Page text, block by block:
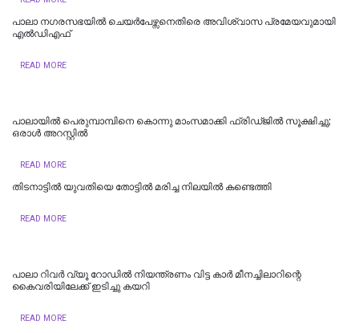
പാലാ നഗരസഭയിൽ ചെയർപേഴ്സനെതിരെ അവിശ്വാസ പ്രമേയവുമായി
എൽഡിഎഫ്
READ MORE
പാലായിൽ പെരുമ്പാമ്പിനെ കൊന്നു മാംസമാക്കി ഫ്രിഡ്ജിൽ സൂക്ഷിച്ചു;
ഒരാൾ അറസ്റ്റിൽ
READ MORE
തിടനാട്ടിൽ യുവതിയെ തോട്ടിൽ മരിച്ച നിലയിൽ കണ്ടെത്തി
READ MORE
പാലാ റിവർ വ്യൂ റോഡിൽ നിയന്ത്രണം വിട്ട കാർ മീനച്ചിലാറിന്റെ
കൈവരിയിലേക്ക് ഇടിച്ചു കയറി
READ MORE